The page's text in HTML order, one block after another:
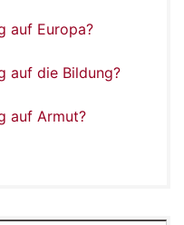
auf Europa?
auf die Bildung?
auf Armut?